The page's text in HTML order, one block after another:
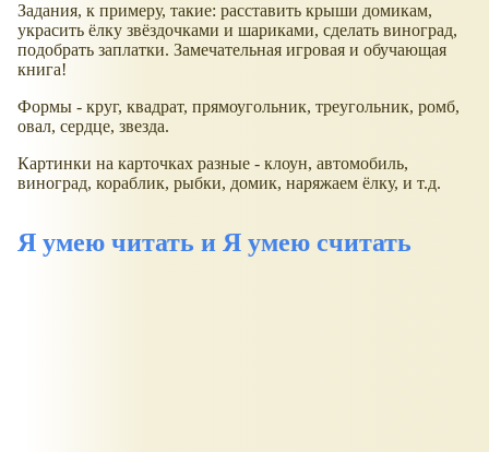
Задания, к примеру, такие: расставить крыши домикам,
украсить ёлку звёздочками и шариками, сделать виноград,
подобрать заплатки. Замечательная игровая и обучающая
книга!
Формы - круг, квадрат, прямоугольник, треугольник, ромб,
овал, сердце, звезда.
Картинки на карточках разные - клоун, автомобиль,
виноград, кораблик, рыбки, домик, наряжаем ёлку, и т.д.
Я умею читать и Я умею считать